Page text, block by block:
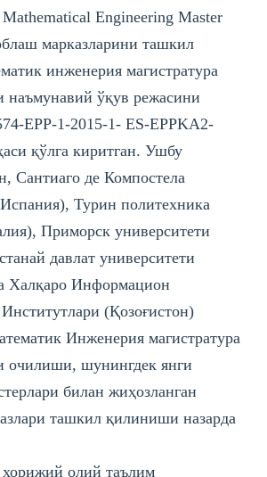
Engineering Master
марказларини ташкил
инженерия магистратура
наъмунавий ўқув режасини
EPP-1-2015-1- ES-EPPKA2-
қўлга киритган. Ушбу
Сантиаго де Компостела
Турин политехника
Приморск университети
давлат университети
Халқаро Информацион
(Қозоғистон)
Инженерия магистратура
очилиши, шунингдек янги
билан жиҳозланган
ташкил қилиниши назарда
хорижий олий таълим